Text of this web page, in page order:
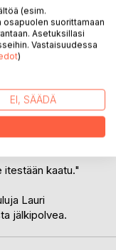
oli
hevoset oli
niihin suittii kii ja
kesti kauan,
läpi.
itestään kaatu."
Lauri
jälkipolvea.
(esim.
suorittamaan
Asetuksillasi
Vastaisuudessa
)
EI, SÄÄDÄ